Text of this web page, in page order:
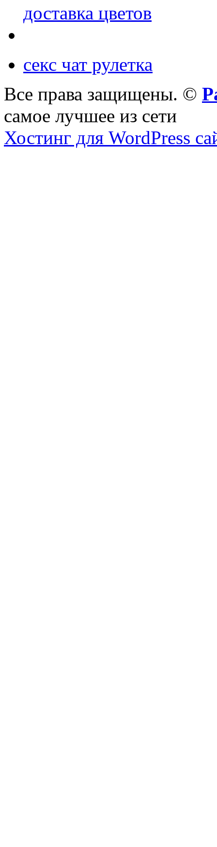
доставка цветов
секс чат рулетка
Все права защищены. ©
самое лучшее из сети
Хостинг для WordPress